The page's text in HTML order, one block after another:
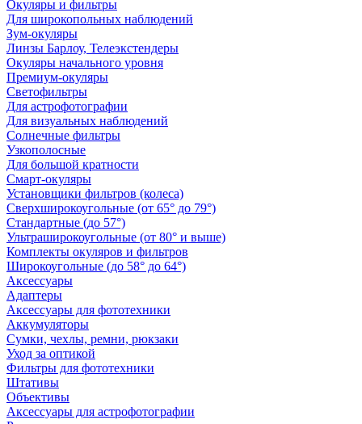
Окуляры и фильтры
Для широкопольных наблюдений
Зум-окуляры
Линзы Барлоу, Телеэкстендеры
Окуляры начального уровня
Премиум-окуляры
Светофильтры
Для астрофотографии
Для визуальных наблюдений
Солнечные фильтры
Узкополосные
Для большой кратности
Смарт-окуляры
Установщики фильтров (колеса)
Сверхширокоугольные (от 65° до 79°)
Стандартные (до 57°)
Ультраширокоугольные (от 80° и выше)
Комплекты окуляров и фильтров
Широкоугольные (до 58° до 64°)
Аксессуары
Адаптеры
Аксессуары для фототехники
Аккумуляторы
Сумки, чехлы, ремни, рюкзаки
Уход за оптикой
Фильтры для фототехники
Штативы
Объективы
Аксессуары для астрофотографии